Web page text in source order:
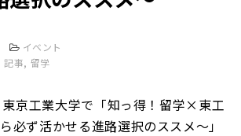
イベント
記事 留学
京工業大学で「知っ得！留学×東工
必ず活かせる進路選択のススメ～」